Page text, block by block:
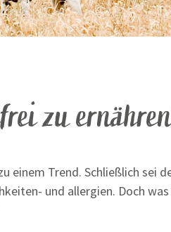
zu
Trend. Schließlich sei
und allergien. Doch